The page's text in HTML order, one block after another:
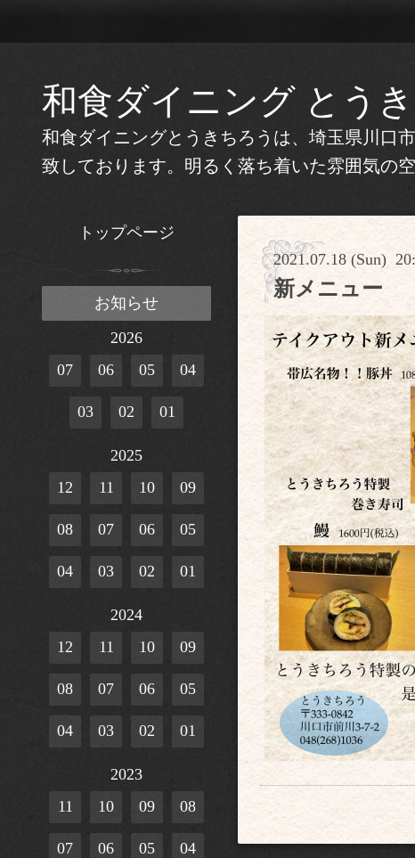
和食ダイニング とう
和食ダイニングとうきちろうは、埼玉県川口
致しております。明るく落ち着いた雰囲気の
2021.07.18 (Sun)
新メニュー
トップページ
お知らせ
2026
07
06 05 04
03 02 01
2025
12
11 10 09
08 07 06 05
04 03 02 01
2024
12
11 10 09
08 07 06 05
04 03 02 01
2023
11
10 09 08
07 06 05 04